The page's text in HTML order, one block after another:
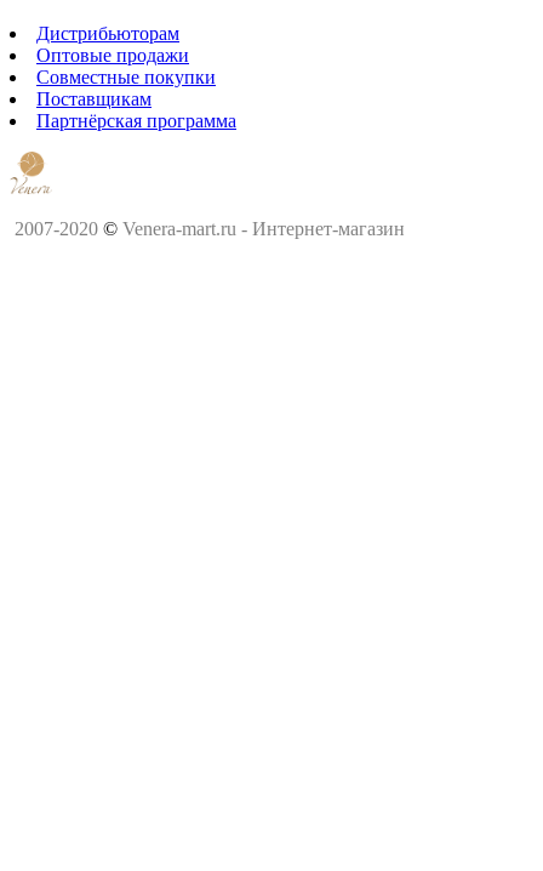
Дистрибьюторам
Оптовые продажи
Совместные покупки
Поставщикам
Партнёрская программа
2007-2020 © Venera-mart.ru - Интернет-магазин